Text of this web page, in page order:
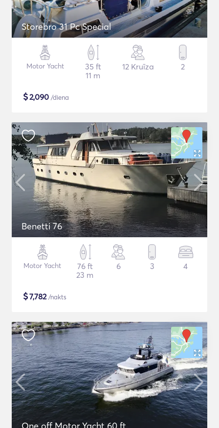
Storebro 31 Pc Special
Motor Yacht
35 ft
11 m
12 Kruīza 2
$2,090 /diena
Benetti 76
Motor Yacht
76 ft
23 m
6 3 4
$7,782/nakts